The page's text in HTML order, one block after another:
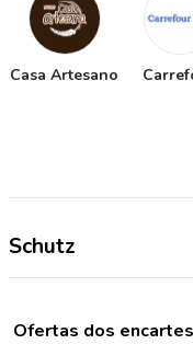
Casa Artesano
Schutz
Ofertas dos